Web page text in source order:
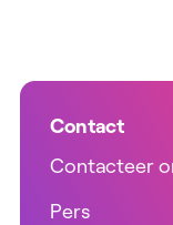
Contact
Contacteer
Pers